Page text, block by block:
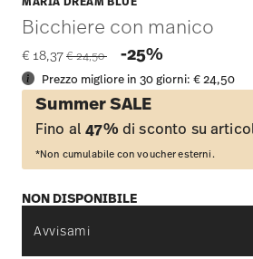
Bicchiere con manico
€ 18,37 Price reduced from
€ 24,50 -25%
Prezzo migliore in 30 giorni:€ 24,50
Summer SALE
Fino al47%di sconto su
*Non cumulabile con voucher esterni.
NON DISPONIBILE
Avvisami